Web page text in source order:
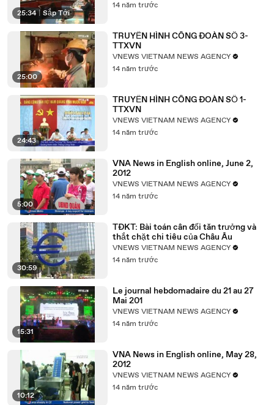
25:34 | Sắp Tới
14 năm trước
25:00
TRUYỀN HÌNH CÔNG ĐOÀN SỐ 3-
TTXVN
VNEWS VIETNAM NEWS AGENCY
14 năm trước
24:43
TRUYỀN HÌNH CÔNG ĐOÀN SỐ 1-
TTXVN
VNEWS VIETNAM NEWS AGENCY
14 năm trước
5:00
VNA News in English online, June 2,
2012
VNEWS VIETNAM NEWS AGENCY
14 năm trước
30:59
TĐKT: Bài toán cân đối tăn trưởng và
thắt chặt chi tiêu của Châu Âu
VNEWS VIETNAM NEWS AGENCY
14 năm trước
15:31
Le journal hebdomadaire du 21 au 27
Mai 201
VNEWS VIETNAM NEWS AGENCY
14 năm trước
10:12
VNA News in English online, May 28,
2012
VNEWS VIETNAM NEWS AGENCY
14 năm trước